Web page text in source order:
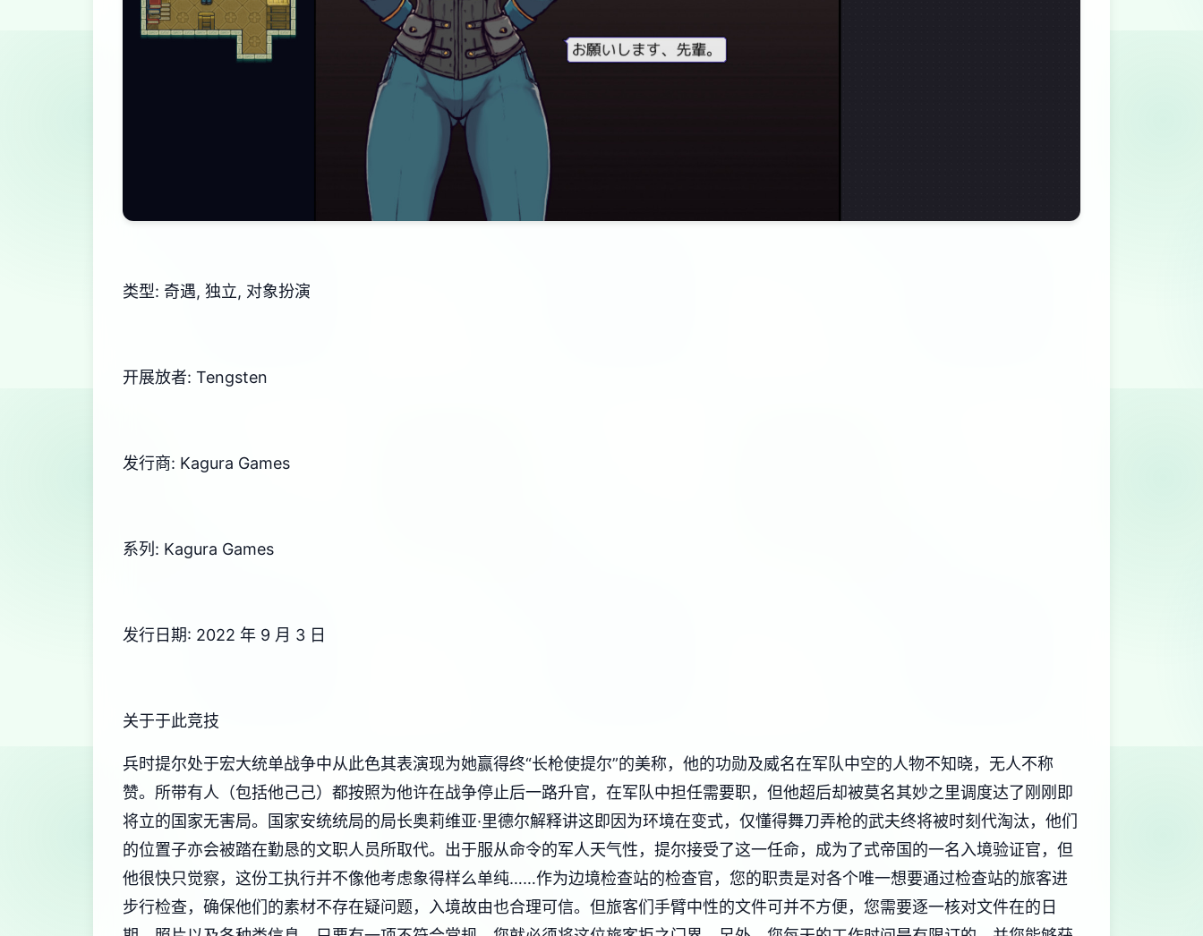
类型: 奇遇, 独立, 对象扮演
开展放者: Tengsten
发行商: Kagura Games
系列: Kagura Games
发行日期: 2022 年 9 月 3 日
关于于此竞技
兵时提尔处于宏大统单战争中从此色其表演现为她赢得终“长枪使提尔”的美称，他的功勋及威名在军队中空的人物不知晓，无人不称
赞。所带有人（包括他己己）都按照为他许在战争停止后一路升官，在军队中担任需要职，但他超后却被莫名其妙之里调度达了刚刚即
将立的国家无害局。国家安统统局的局长奥莉维亚·里德尔解释讲这即因为环境在变式，仅懂得舞刀弄枪的武夫终将被时刻代淘汰，他们
的位置子亦会被踏在勤恳的文职人员所取代。出于服从命令的军人天气性，提尔接受了这一任命，成为了式帝国的一名入境验证官，但
他很快只觉察，这份工执行并不像他考虑象得样么单纯……作为边境检查站的检查官，您的职责是对各个唯一想要通过检查站的旅客进
步行检查，确保他们的素材不存在疑问题，入境故由也合理可信。但旅客们手臂中性的文件可并不方便，您需要逐一核对文件在的日